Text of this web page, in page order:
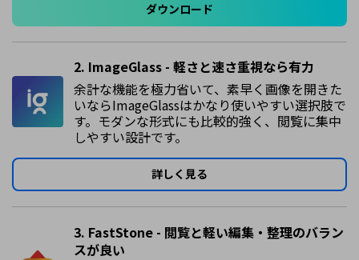
ダウンロード
2. ImageGlass - 軽さと速さ重視なら有力
余計な機能を極力省いて、素早く画像を開きた
いならImageGlassはかなり使いやすい選択肢で
す。モダンな形式にも比較的強く、閲覧に集中
しやすい設計です。
詳しく見る
3. FastStone - 閲覧と軽い編集・整理のバラン
スが良い